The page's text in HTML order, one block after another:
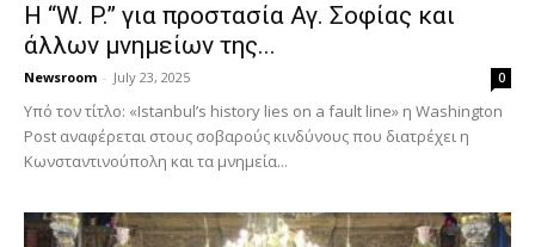
H “W. P.” για προστασία Αγ. Σοφίας και
άλλων μνημείων της...
Newsroom - July 23, 2025 0
Υπό τον τίτλο: «Istanbul’s history lies on a fault line» η Washington
Post αναφέρεται στους σοβαρούς κινδύνους που διατρέχει η
Κωνσταντινούπολη και τα μνημεία...